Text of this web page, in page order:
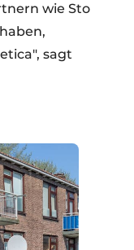
wie Sto
sagt